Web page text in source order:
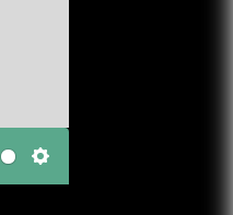
Settings